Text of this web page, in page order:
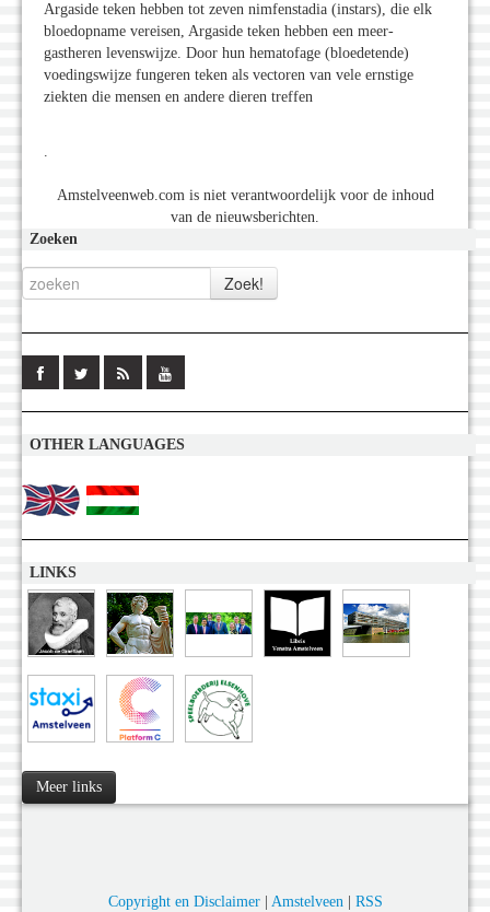
Argaside teken hebben tot zeven nimfenstadia (instars), die elk
bloedopname vereisen, Argaside teken hebben een meer-
gastheren levenswijze. Door hun hematofage (bloedetende)
voedingswijze fungeren teken als vectoren van vele ernstige
ziekten die mensen en andere dieren treffen
.
Amstelveenweb.com is niet verantwoordelijk voor de inhoud
van de nieuwsberichten.
Zoeken
OTHER LANGUAGES
LINKS
Meer links
Copyright en Disclaimer| Amstelveen| RSS